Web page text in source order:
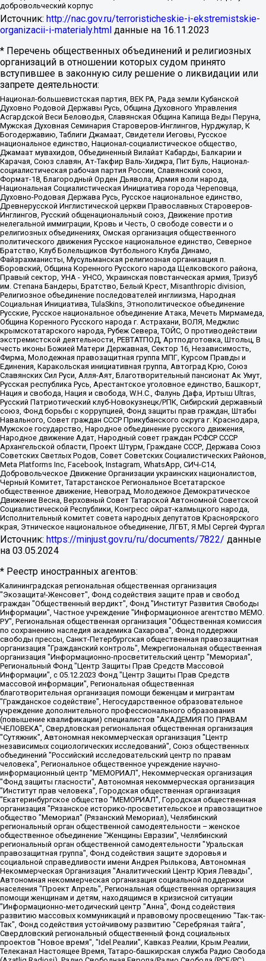
добровольческий корпус
Источник: http://nac.gov.ru/terroristicheskie-i-ekstremistskie-
organizacii-i-materialy.html данные на 16.11.2023
* Перечень общественных объединений и религиозных
организаций в отношении которых судом принято
вступившее в законную силу решение о ликвидации или
запрете деятельности:
Национал-большевистская партия, ВЕК РА, Рада земли Кубанской
Духовно Родовой Державы Русь, Община Духовного Управления
Асгардской Веси Беловодья, Славянская Община Капища Веды Перуна,
Мужская Духовная Семинария Староверов-Инглингов, Нурджулар, К
Богодержавию, Таблиги Джамаат, Свидетели Иеговы, Русское
национальное единство, Национал-социалистическое общество,
Джамаат мувахидов, Объединенный Вилайат Кабарды, Балкарии и
Карачая, Союз славян, Ат-Такфир Валь-Хиджра, Пит Буль, Национал-
социалистическая рабочая партия России, Славянский союз,
Формат-18, Благородный Орден Дьявола, Армия воли народа,
Национальная Социалистическая Инициатива города Череповца,
Духовно-Родовая Держава Русь, Русское национальное единство,
Древнерусской Инглистической церкви Православных Староверов-
Инглингов, Русский общенациональный союз, Движение против
нелегальной иммиграции, Кровь и Честь, О свободе совести и о
религиозных объединениях, Омская организация общественного
политического движения Русское национальное единство, Северное
Братство, Клуб Болельщиков Футбольного Клуба Динамо,
Файзрахманисты, Мусульманская религиозная организация п.
Боровский, Община Коренного Русского народа Щелковского района,
Правый сектор, УНА - УНСО, Украинская повстанческая армия, Тризуб
им. Степана Бандеры, Братство, Белый Крест, Misanthropic division,
Религиозное объединение последователей инглиизма, Народная
Социальная Инициатива, TulaSkins, Этнополитическое объединение
Русские, Русское национальное объединение Атака, Мечеть Мирмамеда,
Община Коренного Русского народа г. Астрахани, ВОЛЯ, Меджлис
крымскотатарского народа, Рубеж Севера, ТОЙС, О противодействии
экстремистской деятельности, РЕВТАТПОД, Артподготовка, Штольц, В
честь иконы Божией Матери Державная, Сектор 16, Независимость,
Фирма, Молодежная правозащитная группа МПГ, Курсом Правды и
Единения, Каракольская инициативная группа, Автоград Крю, Союз
Славянских Сил Руси, Алля-Аят, Благотворительный пансионат Ак Умут,
Русская республика Русь, Арестантское уголовное единство, Башкорт,
Нация и свобода, Нация и свобода, W.H.С., Фалунь Дафа, Иртыш Ultras,
Русский Патриотический клуб-Новокузнецк/РПК, Сибирский державный
союз, Фонд борьбы с коррупцией, Фонд защиты прав граждан, Штабы
Навального, Совет граждан СССР Прикубанского округа г. Краснодара,
Мужское государство, Народное объединение русского движения,
Народное движение Адат, Народный совет граждан РСФСР СССР
Архангельской области, Проект Штурм, Граждане СССР, Держава Союз
Советских Светлых Родов, Совет Советских Социалистических Районов,
Meta Platforms Inc, Facebook, Instagram, WhatsApp, СИЧ-С14,
Добровольческое Движение Организации украинских националистов,
Черный Комитет, Татарстанское Региональное Всетатарское
общественное движение, Невоград, Молодежное Демократическое
Движение Весна, Верховный Совет Татарской Автономной Советской
Социалистической Республики, Конгресс ойрат-калмыцкого народа,
Исполнительный комитет совета народных депутатов Красноярского
края, Этническое национальное объединение, ЛГБТ, Я.МЫ Сергей Фургал
Источник: https://minjust.gov.ru/ru/documents/7822/ данные
на 03.05.2024
* Реестр иностранных агентов:
Калининградская региональная общественная организация "Экозащита!-Женсовет", Фонд содействия защите прав и свобод граждан "Общественный вердикт", Фонд "Институт Развития Свободы Информации", Частное учреждение "Информационное агентство МЕМО. РУ", Региональная общественная организация "Общественная комиссия по сохранению наследия академика Сахарова", Фонд поддержки свободы прессы, Санкт-Петербургская общественная правозащитная организация "Гражданский контроль", Межрегиональная общественная организация "Информационно-просветительский центр "Мемориал", Региональный Фонд "Центр Защиты Прав Средств Массовой Информации", с 05.12.2023 Фонд "Центр Защиты Прав Средств массовой информации", Региональная общественная благотворительная организация помощи беженцам и мигрантам "Гражданское содействие", Негосударственное образовательное учреждение дополнительного профессионального образования (повышение квалификации) специалистов "АКАДЕМИЯ ПО ПРАВАМ ЧЕЛОВЕКА", Свердловская региональная общественная организация "Сутяжник", Автономная некоммерческая организация "Центр независимых социологических исследований", Союз общественных объединений "Российский исследовательский центр по правам человека", Региональное общественное учреждение научно-информационный центр "МЕМОРИАЛ", Некоммерческая организация "Фонд защиты гласности", Автономная некоммерческая организация "Институт прав человека", Городская общественная организация "Екатеринбургское общество "МЕМОРИАЛ", Городская общественная организация "Рязанское историко-просветительское и правозащитное общество "Мемориал" (Рязанский Мемориал), Челябинский региональный орган общественной самодеятельности – женское общественное объединение "Женщины Евразии", Челябинский региональный орган общественной самодеятельности "Уральская правозащитная группа", Фонд содействия защите здоровья и социальной справедливости имени Андрея Рылькова, Автономная Некоммерческая Организация "Аналитический Центр Юрия Левады", Автономная некоммерческая организация социальной поддержки населения "Проект Апрель", Региональная общественная организация помощи женщинам и детям, находящимся в кризисной ситуации "Информационно-методический центр "Анна", Фонд содействия развитию массовых коммуникаций и правовому просвещению "Так-так-Так", Фонд содействия устойчивому развитию "Серебряная тайга", Свердловский региональный общественный фонд социальных проектов "Новое время", "Idel.Реалии", Кавказ.Реалии, Крым.Реалии, Телеканал Настоящее Время, Татаро-башкирская служба Радио Свобода (Azatliq Radiosi), Радио Свободная Европа/Радио Свобода (PCE/PC), "Сибирь.Реалии", "Фактограф", Благотворительный фонд помощи осужденным и их семьям, Автономная некоммерческая организация "Институт глобализации и социальных движений", Фонд "В защиту прав заключенных", Частное учреждение "Центр поддержки и содействия развитию средств массовой информации", Пензенский региональный общественный благотворительный фонд "Гражданский союз", "Север.Реалии", Некоммерческая организация Фонд "Правовая инициатива", Общество с ограниченной ответственностью "Радио Свободная Европа/Радио Свобода", Чешское информационное агентство "MEDIUM-ORIENT", Красноярская региональная общественная организация "Мы против СПИДа", Камалягин Денис Николаевич, Маркелов Сергей Евгеньевич, Пономарев Лев Александрович, Савицкая Людмила Алексеевна, Автономная некоммерческая организация "Центр по работе с проблемой насилия "НАСИЛИЮ.НЕТ", Межрегиональный профессиональный союз работников здравоохранения "Альянс врачей", Юридическое лицо, зарегистрированное в Латвийской Республике, SIA "Medusa Project" (регистрационный номер 40103797863, дата регистрации 10.06.2014), Некоммерческая организация "Фонд по борьбе с коррупцией", Автономная некоммерческая организация "Институт права и публичной политики", Баданин Роман Сергеевич, Гликин Максим Александрович, Железнова Мария Михайловна, Лукьянова Юлия Сергеевна, Маетная Елизавета Витальевна, Маняхин Петр Борисович, Чуракова Ольга Владимировна, Ярош Юлия Петровна, Юридическое лицо "The Insider SIA", зарегистрированное в Риге, Латвийская Республика (дата регистрации 26.06.2015), являющееся администратором доменного имени интернет-издания "The Insider SIA", https://theins.ru, Постернак Алексей Евгеньевич, Рубин Михаил Аркадьевич, Анин Роман Александрович, Юридическое лицо Istories fonds, зарегистрированное в Латвийской Республике (регистрационный номер 50008295751, дата регистрации 24.02.2020), Великовский Дмитрий Александрович, Долинина Ирина Николаевна, Мароховская Алеся Алексеевна, Шлейнов Роман Юрьевич, Шмагун Олеся Валентиновна, Общество с ограниченной ответственностью "Альтаир 2021", Общество с ограниченной ответственностью "Вега 2021", Общество с ограниченной ответственностью "Главный редактор 2021", Общество с ограниченной ответственностью "Ромашки монолит", Важенков Артем Валерьевич, Ивановская областная общественная организация "Центр гендерных исследований", Гурман Юрий Альбертович, Медиапроект "ОВД-Инфо", Егоров Владимир Владимирович, Жилинский Владимир Александрович, Общество с ограниченной ответственностью "ЗП", Иванова София Юрьевна, Карезина Инна Павловна, Кильтау Екатерина Викторовна, Петров Алексей Викторович, Пискунов Сергей Евгеньевич, Смирнов Сергей Сергеевич, Тихонов Михаил Сергеевич, Общество с ограниченной ответственностью "ЖУРНАЛИСТ-ИНОСТРАННЫЙ АГЕНТ", Арапова Галина Юрьевна, Вольтская Татьяна Анатольевна, Американская компания "Mason G.E.S. Anonymous Foundation" (США), являющаяся владельцем интернет-издания https://mnews.world/, Компания "Stichting Bellingcat", зарегистрированная в Нидерландах (дата регистрации 11.07.2018), Захаров Андрей Вячеславович, Клепиковская Екатерина Дмитриевна, Общество с ограниченной ответственностью "МЕМО", Перл Роман Александрович, Симонов Евгений Алексеевич, Соловьева Елена Анатольевна, Сотников Даниил Владимирович, Сурначева Елизавета Дмитриевна, Автономная некоммерческая организация по защите прав человека и информированию населения "Якутия – Наше Мнение", Общество с ограниченной ответственностью "Москоу диджитал медиа", с 26.01.2023 Общество с ограниченной ответственностью "Чайка Белые сады", Ветошкина Валерия Валерьевна, Заговора Максим Александрович, Межрегиональное общественное движение "Российская ЛГБТ - сеть", Оленичев Максим Владимирович, Павлов Иван Юрьевич, Скворцова Елена Сергеевна, Общество с ограниченной ответственностью "Как бы инагент", Кочетков Игорь Викторович, Общество с ограниченной ответственностью "Честные выборы", Еланчик Олег Александрович, Общество с ограниченной ответственностью "Нобелевский призыв", Гималова Регина Эмилевна, Григорьев Андрей Валерьевич, Григорьева Алина Александровна, Ассоциация по содействию защите прав призывников, альтернативнослужащих и военнослужащих "Правозащитная группа "Гражданин.Армия.Право", Хисамова Регина Фаритовна, Автономная некоммерческая организация по реализации социально-правовых программ "Лилит", Дальневосточное общественное движение "Маяк", Санкт-Петербургская ЛГБТ-инициативная группа "Выход", Инициативная группа ЛГБТ+ "Реверс", Алексеев Андрей Викторович, Бекбулатова Таисия Львовна, Беляев Иван Михайлович, Владыкина Елена Сергеевна, Гельман Марат Александрович, Никульшина Вероника Юрьевна, Толоконникова Надежда Андреевна, Шендерович Виктор Анатольевич, Общество с ограниченной ответственностью "Данное сообщение", Общество с ограниченной ответственностью Издательский дом "Новая глава", Айнбиндер Александра Александровна, Московский комьюнити-центр для ЛГБТ+инициатив, Благотворительный фонд развития филантропии, Deutsche Welle (Германия, Kurt-Schumacher-Strasse 3, 53113 Bonn), Борзунова Мария Михайловна, Воробьев Виктор Викторович, Голубева Анна Львовна, Константинова Алла Михайловна, Малкова Ирина Владимировна, Мурадов Мурад Абдулгалимович, Осетинская Елизавета Николаевна, Понасенков Евгений Николаевич, Ганапольский Матвей Юрьевич, Киселев Евгений Алексеевич, Борухович Ирина Григорьевна, Дремин Иван Тимофеевич, Дубровский Дмитрий Викторович, Красноярская региональная общественная организация поддержки и развития альтернативных образовательных технологий и межкультурных коммуникаций "ИНТЕРРА", Маяковская Екатерина Алексеевна, Фейгин Марк Захарович, Филимонов Андрей Викторович, Дзугкоева Регина Николаевна, Доброхотов Роман Александрович, Дудь Юрий Александрович, Елкин Сергей Владимирович, Кругликов Кирилл Игоревич, Сабунаева Мария Леонидовна, Семенов Алексей Владимирович, Шаинян Карен Багратович, Шульман Екатерина Михайловна, Асафьев Артур Валерьевич, Вахштайн Виктор Семенович, Венедиктов Алексей Алексеевич, Лушникова Екатерина Евгеньевна, Волков Леонид Михайлович, Невзоров Александр Глебович, Пархоменко Сергей Борисович, Сироткин Ярослав Николаевич, Кара-Мурза Владимир Владимирович, Баранова Наталья Владимировна, Гозман Леонид Яковлевич, Кагарлицкий Борис Юльевич, Климарев Михаил Валерьевич, Милов Владимир Станиславович, Автономная некоммерческая организация Краснодарский центр современного искусства "Типография", Моргенштерн Алишер Тагирович, Соболь Любовь Эдуардовна, Общество с ограниченной ответственностью "ЛИЗА НОРМ", Каспаров Гарри Кимович, Ходорковский Михаил Борисович, Общество с ограниченной ответственностью "Апрельские тезисы", Данилович Ирина Брониславовна, Кашин Олег Владимирович, Петров Николай Владимирович, Пивоваров Алексей Владимирович, Соколов Михаил Владимирович, Цветкова Юлия Владимировна, Чичваркин Евгений Александрович, Комитет против пыток/Команда против пыток, Общество с ограниченной ответственностью "Первый научный", Общество с ограниченной ответственностью "Вертолет и ко", Белоцерковская Вероника Борисовна, Кац Максим Евгеньевич, Лазарева Татьяна Юрьевна, Шаведдинов Руслан Табризович, Яшин Илья Валерьевич, Общество с ограниченной ответственностью "Иноагент ААВ", Алешковский Дмитрий Петрович, Альбац Евгения Марковна, Быков Дмитрий Львович, Галямина Юлия Евгеньевна, Лойко Сергей Леонидович, Мартынов Кирилл Константинович, Медведев Сергей Александрович, Крашенинников Федор Геннадиевич, Гордеева Катерина Вл